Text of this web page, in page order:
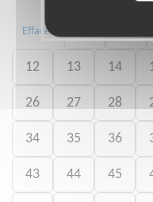
Effacer
12 13 14
26 27 28
34 35 36
43 44 45